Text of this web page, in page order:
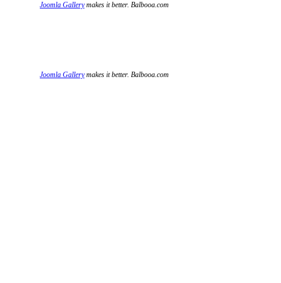
Joomla Gallerymakes it better. Balbooa.com
Joomla Gallerymakes it better. Balbooa.com